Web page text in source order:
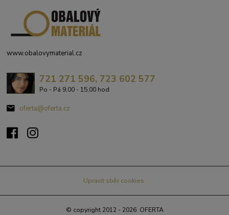
www.obalovymaterial.cz
721 271 596, 723 602 577
Po - Pá 9,00 - 15,00 hod
oferta@oferta.cz
Upravit sběr cookies.
© copyright 2012 - 2026 OFERTA